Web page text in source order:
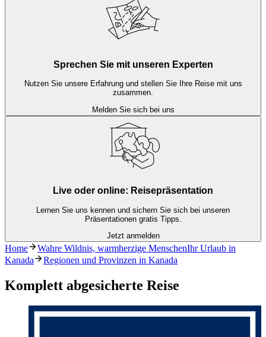
Sprechen Sie mit unseren Experten
Nutzen Sie unsere Erfahrung und stellen Sie Ihre Reise mit uns
zusammen.
Melden Sie sich bei uns
Live oder online: Reisepräsentation
Lernen Sie uns kennen und sichern Sie sich bei unseren
Präsentationen gratis Tipps.
Jetzt anmelden
Home
Wahre Wildnis, warmherzige MenschenIhr Urlaub in
Kanada
Regionen und Provinzen in Kanada
Komplett abgesicherte Reise